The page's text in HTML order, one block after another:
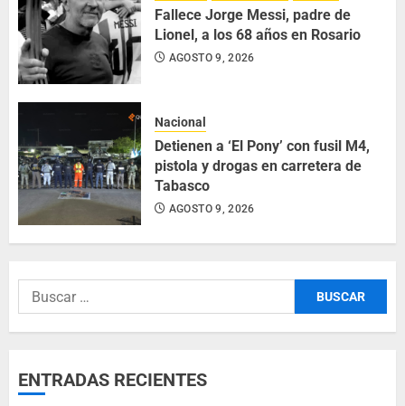
Fallece Jorge Messi, padre de
Lionel, a los 68 años en Rosario
AGOSTO 9, 2026
Nacional
Detienen a ‘El Pony’ con fusil M4,
pistola y drogas en carretera de
Tabasco
AGOSTO 9, 2026
ENTRADAS RECIENTES